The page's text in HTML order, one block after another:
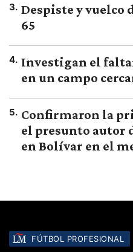
3. Despiste y vuelco
65
4. Investigan el
en un campo
5. Confirmaron la
el presunto autor
en Bolívar en el
FÚTBOL PROFESIONAL